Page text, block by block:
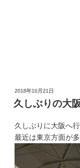
投
稿
日:
2018年10月21日
久しぶりの大
久しぶりに大阪へ
最近は東京方面が